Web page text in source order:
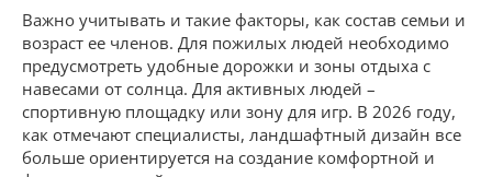
Важно учитывать и такие факторы, как состав семьи и
возраст ее членов. Для пожилых людей необходимо
предусмотреть удобные дорожки и зоны отдыха с
навесами от солнца. Для активных людей –
спортивную площадку или зону для игр. В 2026 году,
как отмечают специалисты, ландшафтный дизайн все
больше ориентируется на создание комфортной и